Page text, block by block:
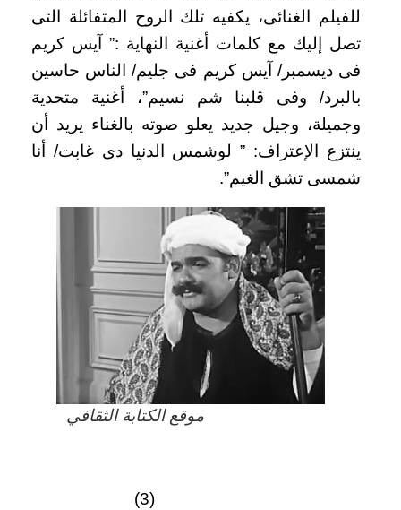
للفيلم الغنائى، يكفيه تلك الروح المتفائلة التى
تصل إليك مع كلمات أغنية النهاية :” آيس كريم
فى ديسمبر/ آيس كريم فى جليم/ الناس حاسين
بالبرد/ وفى قلبنا شم نسيم”، أغنية متحدية
وجميلة، وجيل جديد يعلو صوته بالغناء يريد أن
ينتزع الإعتراف: ” لوشمس الدنيا دى غابت/ أنا
شمسى تشق الغيم”.
موقع الكتابة الثقافي
(3)